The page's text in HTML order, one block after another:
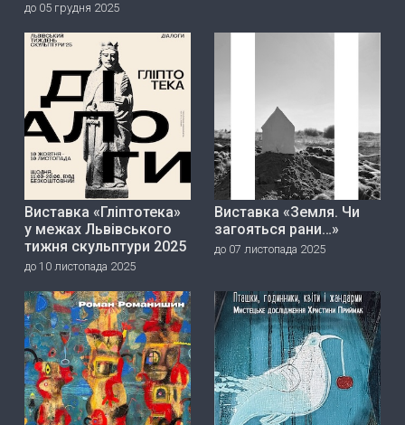
до 05 грудня 2025
Виставка «Гліптотека»
у межах Львівського
тижня скульптури 2025
до 10 листопада 2025
Виставка «Земля. Чи
загояться рани…»
до 07 листопада 2025